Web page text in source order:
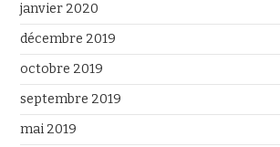
janvier 2020
décembre 2019
octobre 2019
septembre 2019
mai 2019